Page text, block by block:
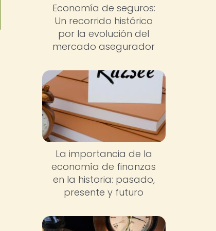
Economía de seguros:
Un recorrido histórico
por la evolución del
mercado asegurador
La importancia de la
economía de finanzas
en la historia: pasado,
presente y futuro